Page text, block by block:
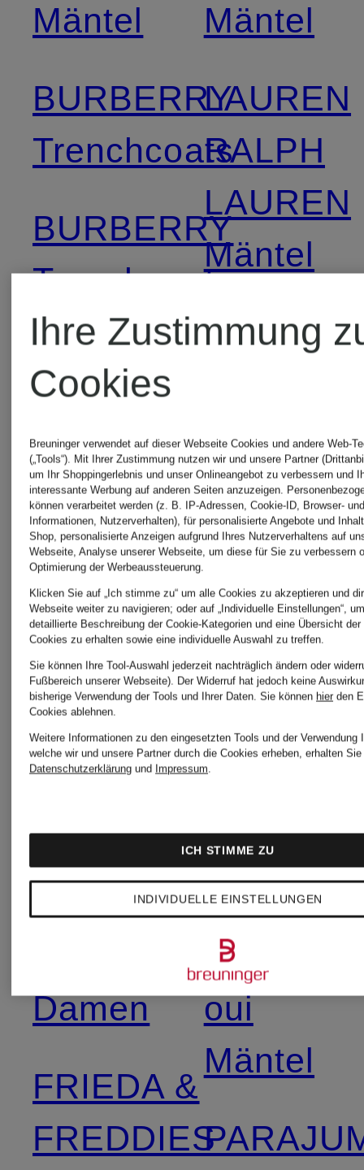
Mäntel
BURBERRY
Trenchcoats
BURBERRY
Trenchcoats
für Damen
CINQUE
Mäntel
darling
harbour
Mäntel
DUNO
Mäntel
Mäntel
Damen
FRIEDA &
FREDDIES
Mäntel
LAUREN
RALPH
LAUREN
Mäntel
MARC
Mäntel
Marc
O'Polo
Mäntel
Max
Mara
Mäntel
oui
Mäntel
Ihre Zustimmung
Cookies
Breuninger verwendet auf dieser Webseite Cookies und andere Web-
(„Tools“). Mit Ihrer Zustimmung nutzen wir und unsere Partner
um Ihr Shoppingerlebnis und unser Onlineangebot zu verbessern und
interessante Werbung auf anderen Seiten anzuzeigen.
können verarbeitet werden (z. B. IP-Adressen, Cookie-ID, Browser-
Informationen, Nutzerverhalten), für personalisierte Angebote und
Shop, personalisierte Anzeigen aufgrund Ihres Nutzerverhaltens auf
Webseite, Analyse unserer Webseite, um diese für Sie zu verbessern
Optimierung der Werbeaussteuerung.
Klicken Sie auf „Ich stimme zu“ um alle Cookies zu akzeptieren und
Webseite weiter zu navigieren; oder auf „Individuelle Einstellungen“,
detaillierte Beschreibung der Cookie-Kategorien und eine Übersicht
Cookies zu erhalten sowie eine individuelle Auswahl zu treffen.
Sie können Ihre Tool-Auswahl jederzeit nachträglich ändern oder
Fußbereich unserer Webseite). Der Widerruf hat jedoch keine
bisherige Verwendung der Tools und Ihrer Daten. Sie können hier den
Cookies ablehnen.
Weitere Informationen zu den eingesetzten Tools und der Verwendung
welche wir und unsere Partner durch die Cookies erheben, erhalten
Datenschutzerklärung und Impressum.
INDIVIDUELLE EINSTELLUNGEN
ICH STIMME ZU